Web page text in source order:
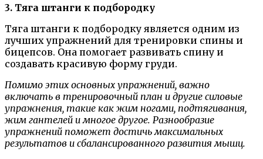
3. Тяга штанги к подбородку
Тяга штанги к подбородку является одним из
лучших упражнений для тренировки спины и
бицепсов. Она помогает развивать спину и
создавать красивую форму груди.
Помимо этих основных упражнений, важно
включать в тренировочный план и другие силовые
упражнения, такие как жим ногами, подтягивания,
жим гантелей и многое другое. Разнообразие
упражнений поможет достичь максимальных
результатов и сбалансированного развития мышц.